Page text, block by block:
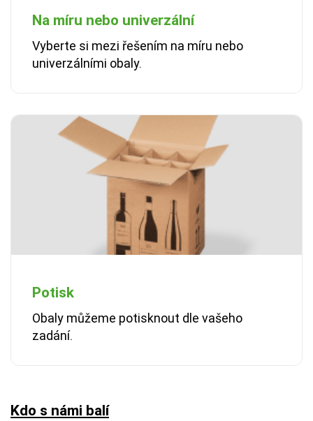
Na míru nebo univerzální
Vyberte si mezi řešením na míru nebo
univerzálními obaly.
Potisk
Obaly můžeme potisknout dle vašeho
zadání.
Kdo s námi balí